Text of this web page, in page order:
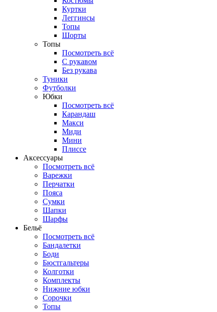
Куртки
Леггинсы
Топы
Шорты
Топы
Посмотреть всё
C рукавом
Без рукава
Туники
Футболки
Юбки
Посмотреть всё
Карандаш
Макси
Миди
Мини
Плиссе
Аксессуары
Посмотреть всё
Варежки
Перчатки
Пояса
Сумки
Шапки
Шарфы
Бельё
Посмотреть всё
Бандалетки
Боди
Бюстгальтеры
Колготки
Комплекты
Нижние юбки
Сорочки
Топы